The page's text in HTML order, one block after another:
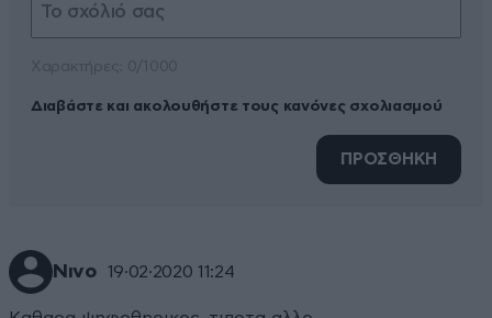
Διαβάστε και ακολουθήστε τους κανόνες σχολιασμού
ΠΡΟΣΘΗΚΗ
Νινο 19·02·2020 11:24